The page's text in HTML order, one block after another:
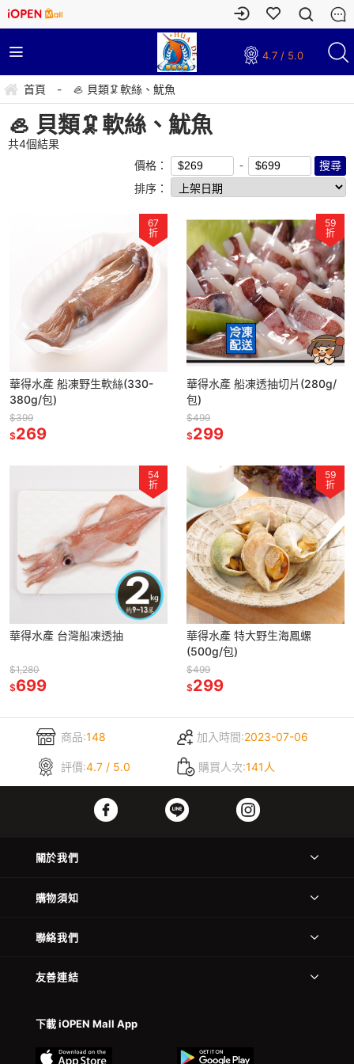
4.7 / 5.0
首頁 - 🦪 貝類🦑軟絲、魷魚
🦪 貝類🦑軟絲、魷魚
共4個結果
價格：
排序：
67
折
華得水產 船凍野生軟絲(330-
380g/包)
$399
$269
59
折
華得水產 船凍透抽切片(280g/
包)
$499
$299
54
折
華得水產 台灣船凍透抽
$1,280
$699
59
折
華得水產 特大野生海鳳螺
(500g/包)
$499
$299
商品:148 加入時間:2023-07-06
評價:4.7 / 5.0 購買人次:141人
關於我們
購物須知
聯絡我們
友善連結
下載 iOPEN Mall App